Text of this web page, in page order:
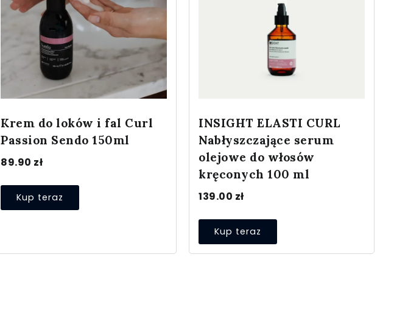
Krem do loków i fal Curl
Passion Sendo 150ml
89.90 zł
Kup teraz
INSIGHT ELASTI CURL
Nabłyszczające serum
olejowe do włosów
kręconych 100 ml
139.00 zł
Kup teraz